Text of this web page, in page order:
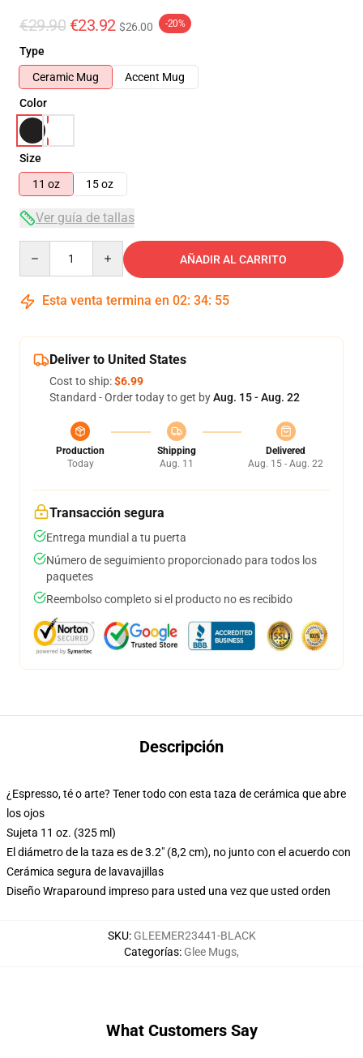
€29.90 €23.92 $26.00 -20%
Type
Ceramic Mug
Accent Mug
Color
Size
11 oz
15 oz
Ver guía de tallas
AÑADIR AL CARRITO
Esta venta termina en 02: 34: 54
Deliver to United States
Cost to ship:$6.99
Standard - Order today to get byAug. 15 - Aug. 22
Production
Today
Shipping
Aug. 11
Delivered
Aug. 15 - Aug. 22
Transacción segura
Entrega mundial a tu puerta
Número de seguimiento proporcionado para todos los
paquetes
Reembolso completo si el producto no es recibido
Descripción
¿Espresso, té o arte? Tener todo con esta taza de cerámica que abre
los ojos
Sujeta 11 oz. (325 ml)
El diámetro de la taza es de 3.2" (8,2 cm), no junto con el acuerdo con
Cerámica segura de lavavajillas
Diseño Wraparound impreso para usted una vez que usted orden
SKU: GLEEMER23441-BLACK
Categorías: Glee Mugs,
What Customers Say